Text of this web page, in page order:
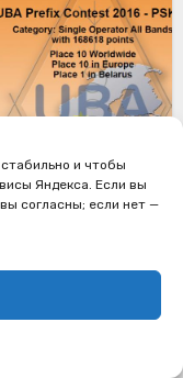
и чтобы
Яндекса. Если вы
согласны; если нет —